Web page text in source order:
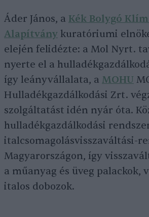
Áder János, a Kék Bolygó
Alapítvány kuratóriumi
elején felidézte: a Mol Nyrt.
nyerte el a
így leányvállalata, a MOHU
Hulladékgazdálkodási Zrt.
szolgáltatást idén nyár óta.
hulladékgazdálkodási
italcsomagolásvisszaváltási-
Magyarországon, így
a műanyag és üveg palackok,
italos dobozok.